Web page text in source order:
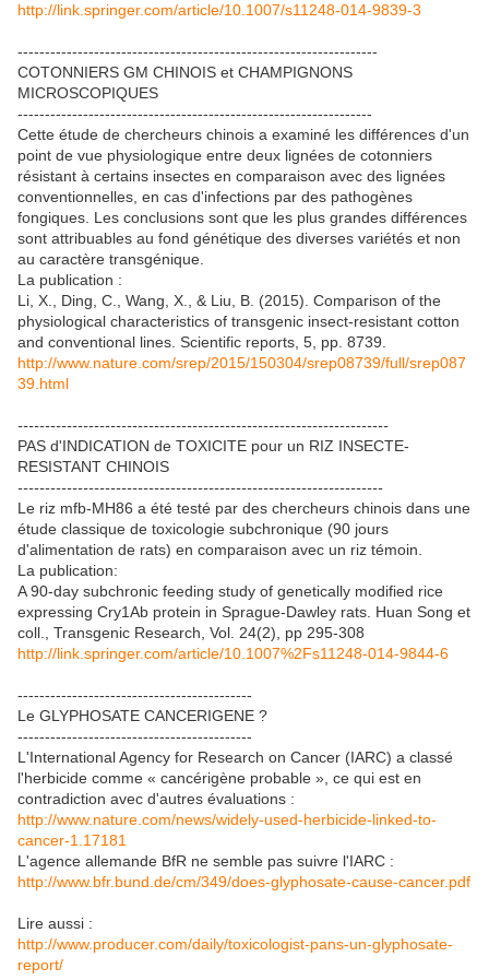
http://link.springer.com/article/10.1007/s11248-014-9839-3
------------------------------------------------------------------
COTONNIERS GM CHINOIS et CHAMPIGNONS
MICROSCOPIQUES
-----------------------------------------------------------------
Cette étude de chercheurs chinois a examiné les différences d'un
point de vue physiologique entre deux lignées de cotonniers
résistant à certains insectes en comparaison avec des lignées
conventionnelles, en cas d'infections par des pathogènes
fongiques. Les conclusions sont que les plus grandes différences
sont attribuables au fond génétique des diverses variétés et non
au caractère transgénique.
La publication :
Li, X., Ding, C., Wang, X., & Liu, B. (2015). Comparison of the
physiological characteristics of transgenic insect-resistant cotton
and conventional lines. Scientific reports, 5, pp. 8739.
http://www.nature.com/srep/2015/150304/srep08739/full/srep087
39.html
--------------------------------------------------------------------
PAS d'INDICATION de TOXICITE pour un RIZ INSECTE-
RESISTANT CHINOIS
-------------------------------------------------------------------
Le riz mfb-MH86 a été testé par des chercheurs chinois dans une
étude classique de toxicologie subchronique (90 jours
d'alimentation de rats) en comparaison avec un riz témoin.
La publication:
A 90-day subchronic feeding study of genetically modified rice
expressing Cry1Ab protein in Sprague-Dawley rats. Huan Song et
coll., Transgenic Research, Vol. 24(2), pp 295-308
http://link.springer.com/article/10.1007%2Fs11248-014-9844-6
-------------------------------------------
Le GLYPHOSATE CANCERIGENE ?
-------------------------------------------
L'International Agency for Research on Cancer (IARC) a classé
l'herbicide comme « cancérigène probable », ce qui est en
contradiction avec d'autres évaluations :
http://www.nature.com/news/widely-used-herbicide-linked-to-
cancer-1.17181
L'agence allemande BfR ne semble pas suivre l'IARC :
http://www.bfr.bund.de/cm/349/does-glyphosate-cause-cancer.pdf
Lire aussi :
http://www.producer.com/daily/toxicologist-pans-un-glyphosate-
report/